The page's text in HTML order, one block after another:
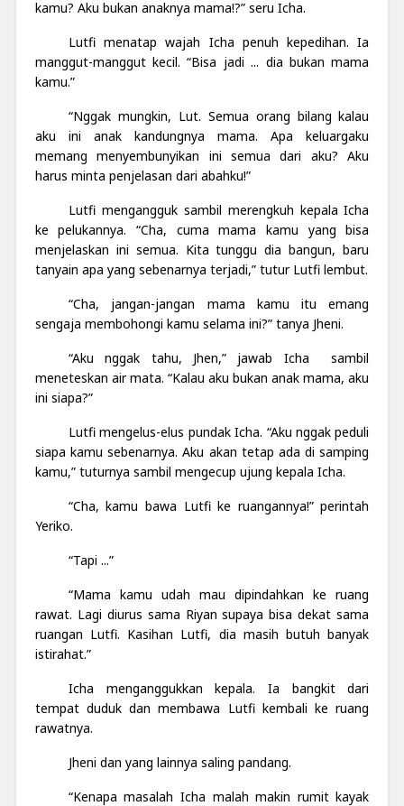
kamu? Aku bukan anaknya mama!?” seru Icha.
Lutfi menatap wajah Icha penuh kepedihan. Ia
manggut-manggut kecil. “Bisa jadi ... dia bukan mama
kamu.”
“Nggak mungkin, Lut. Semua orang bilang kalau
aku ini anak kandungnya mama. Apa keluargaku
memang menyembunyikan ini semua dari aku? Aku
harus minta penjelasan dari abahku!”
Lutfi mengangguk sambil merengkuh kepala Icha
ke pelukannya. “Cha, cuma mama kamu yang bisa
menjelaskan ini semua. Kita tunggu dia bangun, baru
tanyain apa yang sebenarnya terjadi,” tutur Lutfi lembut.
“Cha, jangan-jangan mama kamu itu emang
sengaja membohongi kamu selama ini?” tanya Jheni.
“Aku nggak tahu, Jhen,” jawab Icha sambil
meneteskan air mata. “Kalau aku bukan anak mama, aku
ini siapa?”
Lutfi mengelus-elus pundak Icha. “Aku nggak peduli
siapa kamu sebenarnya. Aku akan tetap ada di samping
kamu,” tuturnya sambil mengecup ujung kepala Icha.
“Cha, kamu bawa Lutfi ke ruangannya!” perintah
Yeriko.
“Tapi ...”
“Mama kamu udah mau dipindahkan ke ruang
rawat. Lagi diurus sama Riyan supaya bisa dekat sama
ruangan Lutfi. Kasihan Lutfi, dia masih butuh banyak
istirahat.”
Icha menganggukkan kepala. Ia bangkit dari
tempat duduk dan membawa Lutfi kembali ke ruang
rawatnya.
Jheni dan yang lainnya saling pandang.
“Kenapa masalah Icha malah makin rumit kayak